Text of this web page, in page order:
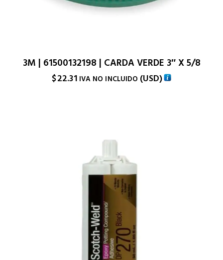
3M | 61500132198 | CARDA VERDE 3″ X 5/8
$22.31 IVA NO INCLUIDO (USD)